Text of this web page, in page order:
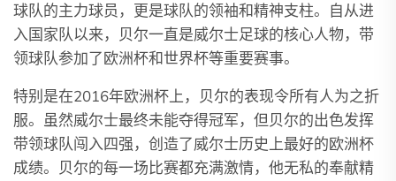
球队的主力球员，更是球队的领袖和精神支柱。自从进
入国家队以来，贝尔一直是威尔士足球的核心人物，带
领球队参加了欧洲杯和世界杯等重要赛事。
特别是在2016年欧洲杯上，贝尔的表现令所有人为之折
服。虽然威尔士最终未能夺得冠军，但贝尔的出色发挥
带领球队闯入四强，创造了威尔士历史上最好的欧洲杯
成绩。贝尔的每一场比赛都充满激情，他无私的奉献精